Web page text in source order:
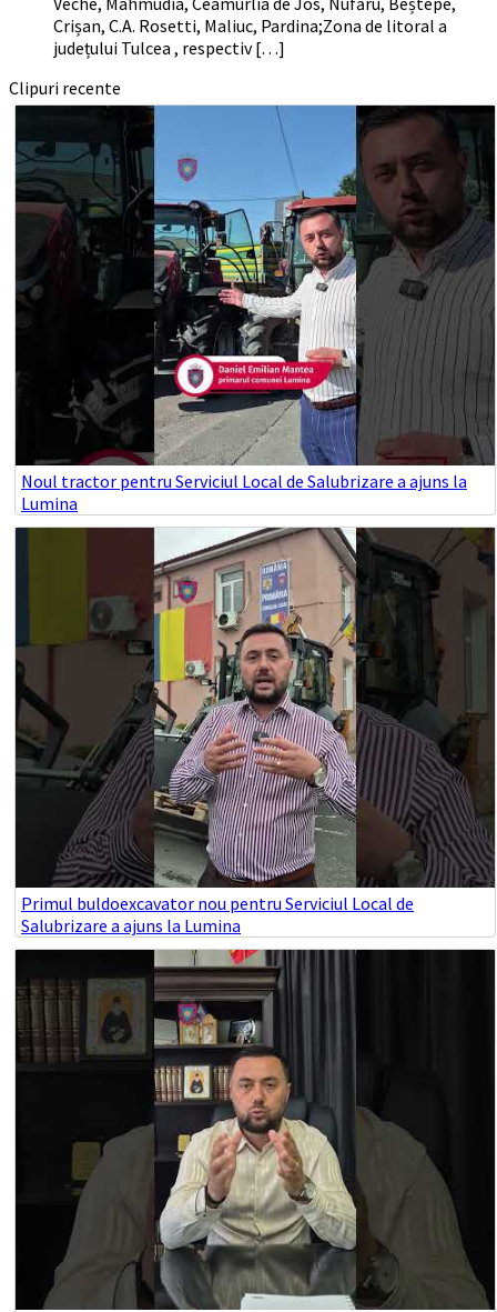
Crișan, C.A. Rosetti, Maliuc, Pardina;Zona de litoral a
județului Tulcea , respectiv […]
Clipuri recente
Noul tractor pentru Serviciul Local de Salubrizare a ajuns la
Lumina
Primul buldoexcavator nou pentru Serviciul Local de
Salubrizare a ajuns la Lumina